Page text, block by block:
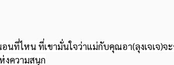
นที่ไหน ที่เขามั่นใจว่าแม่กับคุณอา(ลุงเจเจ)จ
งความสนุก